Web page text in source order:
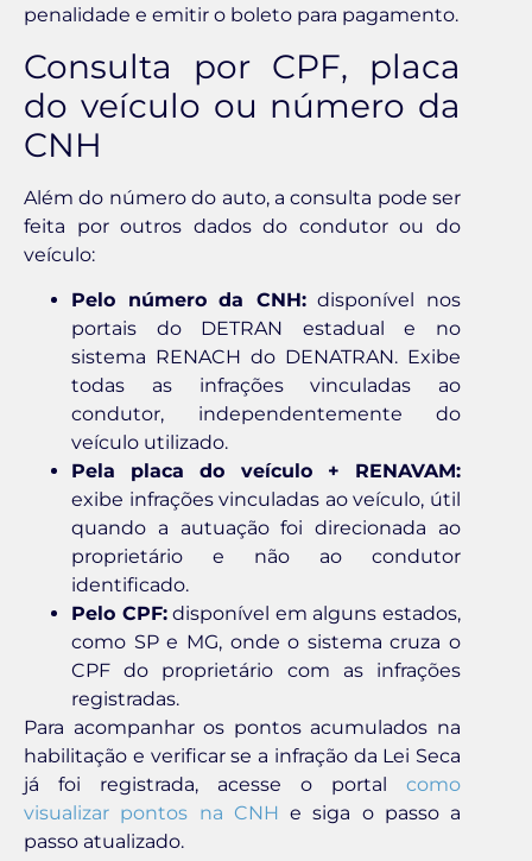
penalidade e emitir o boleto para pagamento.
Consulta por CPF, placa
do veículo ou número da
CNH
Além do número do auto, a consulta pode ser
feita por outros dados do condutor ou do
veículo:
Pelo número da CNH:disponível nos
portais do DETRAN estadual e no
sistema RENACH do DENATRAN. Exibe
todas as infrações vinculadas ao
condutor, independentemente do
veículo utilizado.
Pela placa do veículo + RENAVAM:
exibe infrações vinculadas ao veículo, útil
quando a autuação foi direcionada ao
proprietário e não ao condutor
identificado.
Pelo CPF:disponível em alguns estados,
como SP e MG, onde o sistema cruza o
CPF do proprietário com as infrações
registradas.
Para acompanhar os pontos acumulados na
habilitação e verificar se a infração da Lei Seca
já foi registrada, acesse o portal como
visualizar pontos na CNH e siga o passo a
passo atualizado.